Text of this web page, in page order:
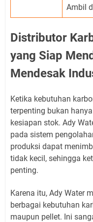
Ambil
Distributor
yang Siap
Mendesak
Ketika kebutuhan
terpenting bukan
kesiapan stok. Ady
pada sistem
produksi dapat
tidak kecil, sehingga
penting.
Karena itu, Ady Water
berbagai kebutuhan
maupun pellet. Ini